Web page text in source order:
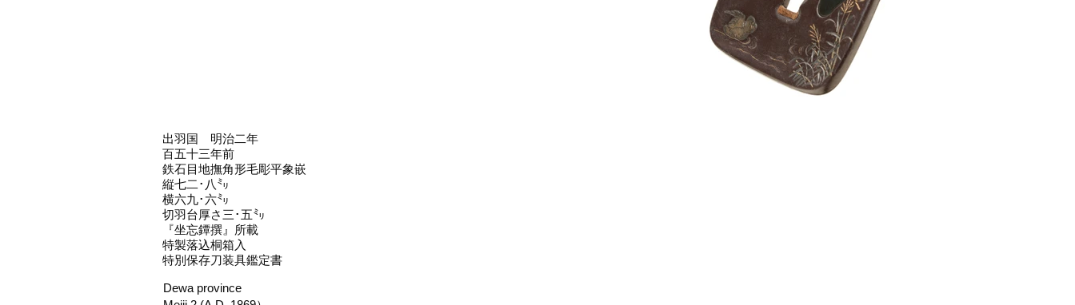
出羽国 明治二年
百五十三年前
鉄石目地撫角形毛彫平象嵌
縦七二･八㍉
横六九･六㍉
切羽台厚さ三･五㍉
『坐忘鐔撰』所載
特製落込桐箱入
特別保存刀装具鑑定書
Dewa province